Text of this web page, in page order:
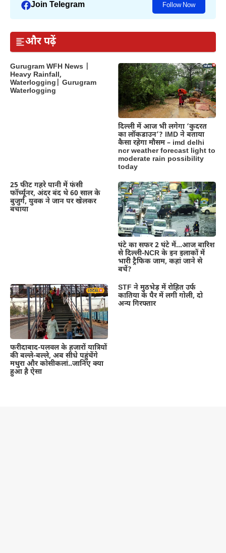
Join Telegram Follow Now
और पढ़ें
Gurugram WFH News |
Heavy Rainfall,
Waterlogging| Gurugram
Waterlogging
दिल्‍ली में आज भी लगेगा ‘कुदरत
का लॉकडाउन’? IMD ने बताया
कैसा रहेगा मौसम – imd delhi
ncr weather forecast light to
moderate rain possibility
today
25 फीट गहरे पानी में फंसी
फॉर्च्यूनर, अंदर बंद थे 60 साल के
बुजुर्ग, युवक ने जान पर खेलकर
बचाया
घंटे का सफर 2 घंटे में…आज बारिश
से दिल्ली-NCR के इन इलाकों में
भारी ट्रैफिक जाम, कहां जाने से
बचें?
फरीदाबाद-पलवल के हजारों यात्रियों
की बल्ले-बल्ले, अब सीधे पहुंचेंगे
मथुरा और कोसीकलां..जानिए क्या
हुआ है ऐसा
STF ने मुठभेड़ में रोहित उर्फ
कातिया के पैर में लगी गोली, दो
अन्य गिरफ्तार